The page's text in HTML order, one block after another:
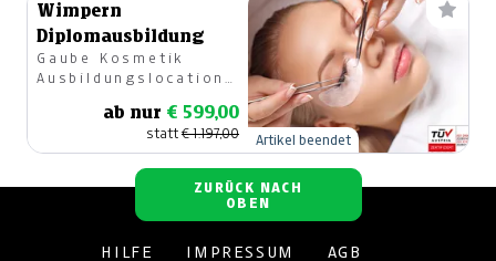
Wimpern
Diplomausbildung
Gaube Kosmetik
Ausbildungslocation
Beautyacademy
ab nur € 599,00
statt€ 1.197,00 Artikel beendet
ZURÜCK NACH
OBEN
HILFE IMPRESSUM AGB